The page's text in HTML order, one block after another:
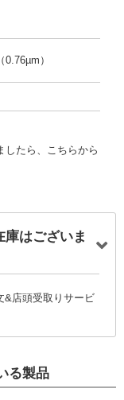
0.76µm）
したら、こちらから
はございま
&店頭受取りサービ
る製品